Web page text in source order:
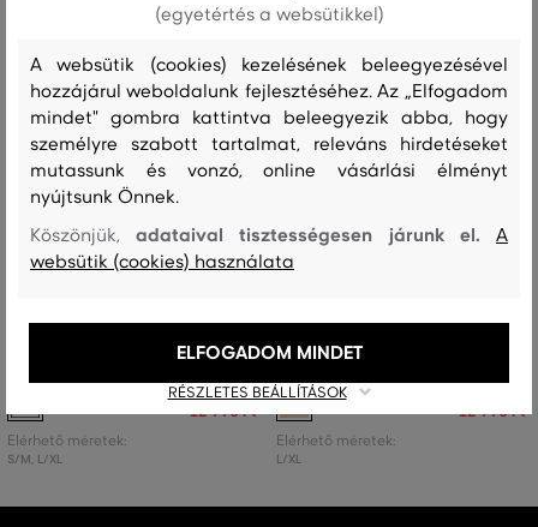
AKCIÓ -50%
25 990 Ft
12 990 Ft
Elérhető méretek:
S/M, L/XL
AKCIÓ -50%
SLIPPERS S/M
12 990 Ft
Elérhető méretek:
L/XL
(egyetértés a websütikkel)
A websütik (cookies) kezelésének beleegyezésével
hozzájárul weboldalunk fejlesztéséhez. Az „Elfogadom
mindet" gombra kattintva beleegyezik abba, hogy
személyre szabott tartalmat, releváns hirdetéseket
mutassunk és vonzó, online vásárlási élményt
nyújtsunk Önnek.
Köszönjük,adataival tisztességesen járunk el.A
websütik (cookies) használata
RÉSZLETES BEÁLLÍTÁSOK
ELFOGADOM MINDET